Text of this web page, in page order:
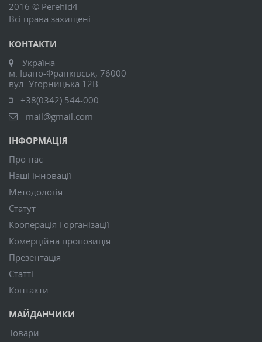
2016 © Perehid4
Всі права захищені
КОНТАКТИ
Україна
м. Івано-Франківськ, 76000
вул. Угорницька 12В
+38(0342) 544-000
mail@gmail.com
ІНФОРМАЦІЯ
Про нас
Наші інновації
Методологія
Статут
Кооперація і організації
Комерційна пропозиція
Презентація
Статті
Контакти
МАЙДАНЧИКИ
Товари